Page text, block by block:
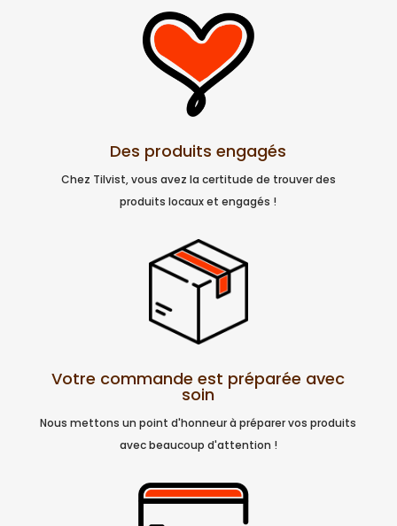
Des produits engagés
Chez Tilvist, vous avez la certitude de trouver des
produits locaux et engagés !
Votre commande est préparée avec
soin
Nous mettons un point d'honneur à préparer vos produits
avec beaucoup d'attention !